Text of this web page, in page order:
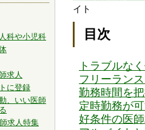
科や小児科
求人
に登録
、いい医師
求人特集
イト
目次
トラブルな
フリーラン
勤務時間を
定時勤務が
好条件の医